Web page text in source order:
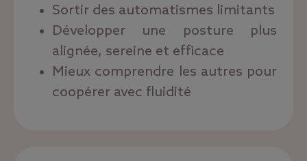
Sortir des automatismes limitants
Développer une posture plus
alignée, sereine et efficace
Mieux comprendre les autres pour
coopérer avec fluidité